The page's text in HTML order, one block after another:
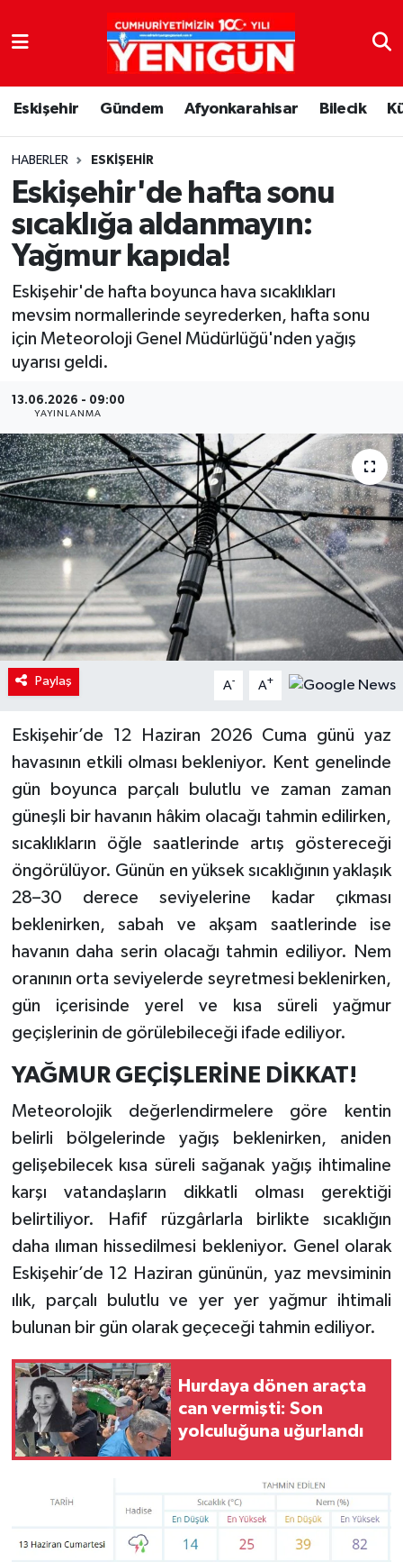
Eskişehir Gündem Afyonkarahisar Bilecik
HABERLER ESKIŞEHIR
Eskişehir'de hafta sonu
sıcaklığa aldanmayın:
Yağmur kapıda!
Eskişehir'de hafta boyunca hava sıcaklıkları
mevsim normallerinde seyrederken, hafta sonu
için Meteoroloji Genel Müdürlüğü'nden yağış
uyarısı geldi.
13.06.2026 - 09:00
YAYINLANMA
Paylaş A- A+
Eskişehir’de 12 Haziran 2026 Cuma günü yaz
havasının etkili olması bekleniyor. Kent genelinde
gün boyunca parçalı bulutlu ve zaman zaman
güneşli bir havanın hâkim olacağı tahmin edilirken,
sıcaklıkların öğle saatlerinde artış göstereceği
öngörülüyor. Günün en yüksek sıcaklığının yaklaşık
28–30 derece seviyelerine kadar çıkması
beklenirken, sabah ve akşam saatlerinde ise
havanın daha serin olacağı tahmin ediliyor. Nem
oranının orta seviyelerde seyretmesi beklenirken,
gün içerisinde yerel ve kısa süreli yağmur
geçişlerinin de görülebileceği ifade ediliyor.
YAĞMUR GEÇİŞLERİNE DİKKAT!
Meteorolojik değerlendirmelere göre kentin
belirli bölgelerinde yağış beklenirken, aniden
gelişebilecek kısa süreli sağanak yağış ihtimaline
karşı vatandaşların dikkatli olması gerektiği
belirtiliyor. Hafif rüzgârlarla birlikte sıcaklığın
daha ılıman hissedilmesi bekleniyor. Genel olarak
Eskişehir’de 12 Haziran gününün, yaz mevsiminin
ılık, parçalı bulutlu ve yer yer yağmur ihtimali
bulunan bir gün olarak geçeceği tahmin ediliyor.
Hurdaya dönen araçta
can vermişti: Son
yolculuğuna uğurlandı
Nöbetçi Eczaneler
Hava Durumu
Trafik Durumu
Süper Lig Puan Durumu ve Fikstür
Tüm Manşetler
Son Dakika Haberleri
Haber Arşivi